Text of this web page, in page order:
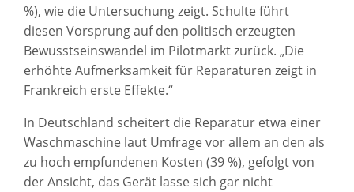
%), wie die Untersuchung zeigt. Schulte führt
diesen Vorsprung auf den politisch erzeugten
Bewusstseinswandel im Pilotmarkt zurück. „Die
erhöhte Aufmerksamkeit für Reparaturen zeigt in
Frankreich erste Effekte.“
In Deutschland scheitert die Reparatur etwa einer
Waschmaschine laut Umfrage vor allem an den als
zu hoch empfundenen Kosten (39 %), gefolgt von
der Ansicht, das Gerät lasse sich gar nicht